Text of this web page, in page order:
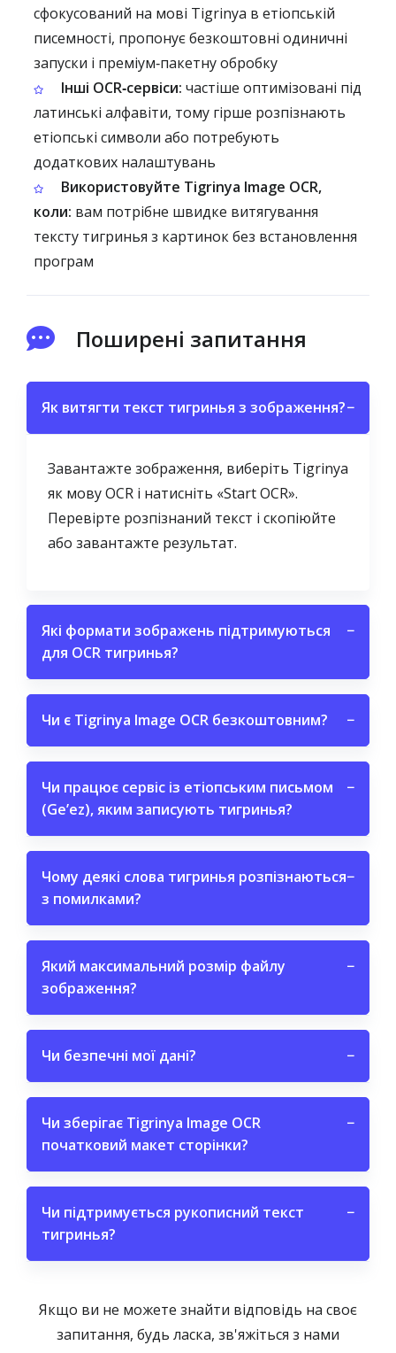
сфокусований на мові Tigrinya в етіопській
писемності, пропонує безкоштовні одиничні
запуски і преміум‑пакетну обробку
Інші OCR‑сервіси: частіше оптимізовані під
латинські алфавіти, тому гірше розпізнають
етіопські символи або потребують
додаткових налаштувань
Використовуйте Tigrinya Image OCR,
коли: вам потрібне швидке витягування
тексту тигринья з картинок без встановлення
програм
Поширені запитання
Як витягти текст тигринья з зображення?−
Завантажте зображення, виберіть Tigrinya
як мову OCR і натисніть «Start OCR».
Перевірте розпізнаний текст і скопіюйте
або завантажте результат.
Які формати зображень підтримуються
для OCR тигринья?
−
Чи є Tigrinya Image OCR безкоштовним? −
Чи працює сервіс із етіопським письмом
(Geʼez), яким записують тигринья?
−
Чому деякі слова тигринья розпізнаються
з помилками?
−
Який максимальний розмір файлу
зображення?
−
Чи безпечні мої дані? −
Чи зберігає Tigrinya Image OCR
початковий макет сторінки?
−
Чи підтримується рукописний текст
тигринья?
−
Якщо ви не можете знайти відповідь на своє
запитання, будь ласка, зв'яжіться з нами